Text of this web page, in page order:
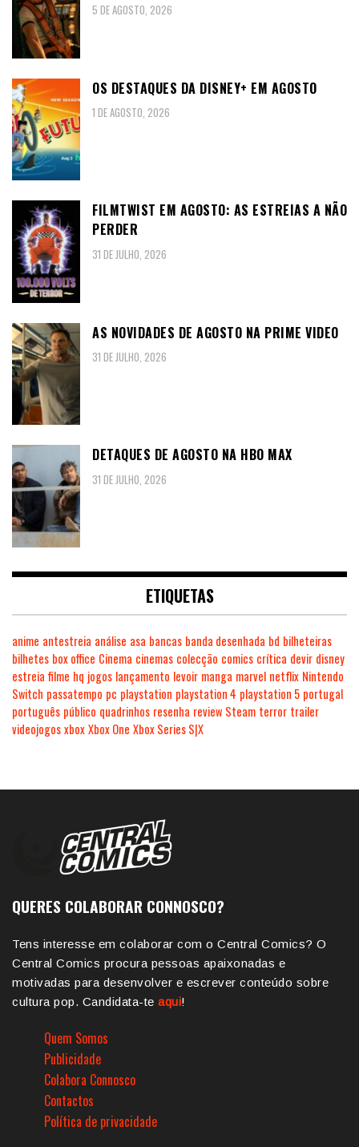
5 DE AGOSTO, 2026
OS DESTAQUES DA DISNEY+ EM AGOSTO
1 DE AGOSTO, 2026
FILMTWIST EM AGOSTO: AS ESTREIAS A NÃO
PERDER
31 DE JULHO, 2026
AS NOVIDADES DE AGOSTO NA PRIME VIDEO
31 DE JULHO, 2026
DETAQUES DE AGOSTO NA HBO MAX
31 DE JULHO, 2026
ETIQUETAS
anime antestreia análise asa bancas banda desenhada bd bilheteiras
bilhetes box office Cinema cinemas colecção comics crítica devir disney
estreia filme hq jogos lançamento levoir manga marvel netflix Nintendo
Switch passatempo pc playstation playstation 4 playstation 5 portugal
português público quadrinhos resenha review Steam terror trailer
videojogosxboxXbox One Xbox Series S|X
QUERES COLABORAR CONNOSCO?
Tens interesse em colaborar com o Central Comics? O
Central Comics procura pessoas apaixonadas e
motivadas para desenvolver e escrever conteúdo sobre
cultura pop. Candidata-te aqui!
Quem Somos
Publicidade
Colabora Connosco
Contactos
Política de privacidade